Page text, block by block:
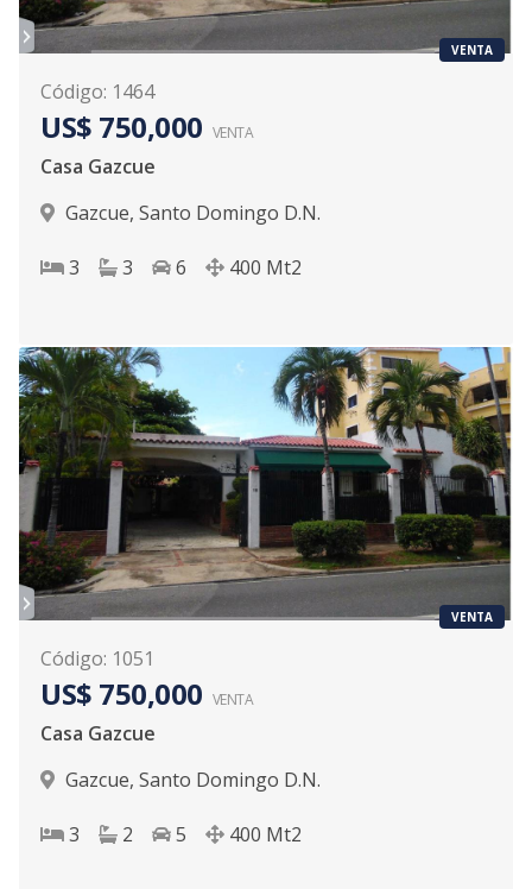
VENTA
Código: 1464
US$ 750,000 VENTA
Casa Gazcue
Gazcue, Santo Domingo D.N.
3 3 6 400 Mt2
VENTA
Código: 1051
US$ 750,000 VENTA
Casa Gazcue
Gazcue, Santo Domingo D.N.
3 2 5 400 Mt2